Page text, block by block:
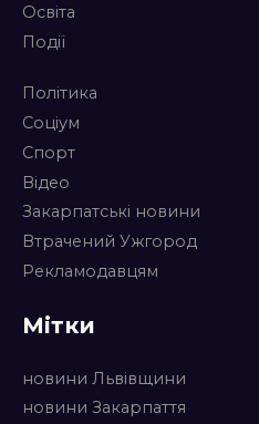
Освіта
Події
Політика
Соціум
Спорт
Відео
Закарпатські новини
Втрачений Ужгород
Рекламодавцям
Мітки
новини Львівщини
новини Закарпаття